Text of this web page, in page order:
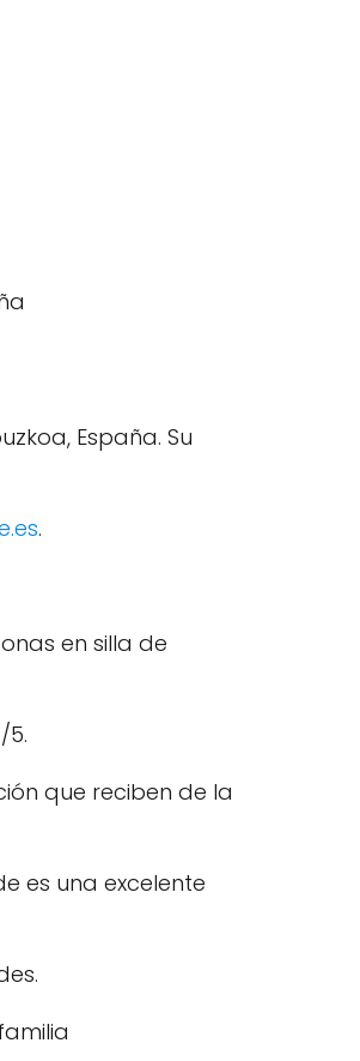
España. Su
.
en silla de
5.
que reciben de la
es una excelente